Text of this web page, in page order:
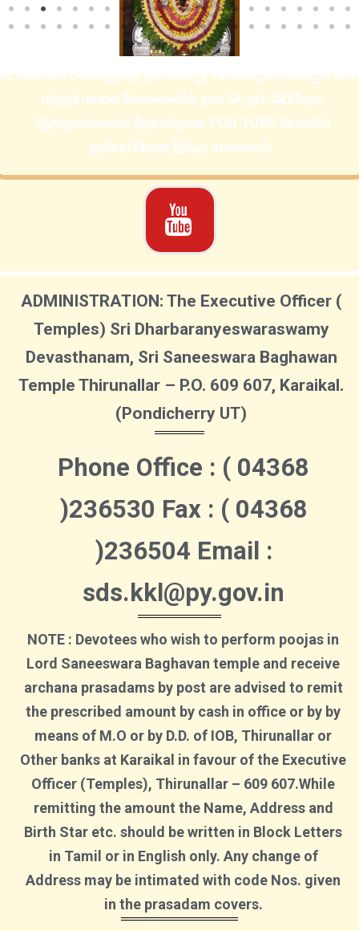
சனீஸ்வர பகவானுக்கு ஒவ்வொறு சனிக்கிழமைகளிழும்
மற்றும் மாலை வேளைகளில் நடைபெறும் அபிஷேக
ஆராதனைகளை தேவஸ்தான YOU TUBE சேனலில்
ஒளிபரப்பினை இங்கு காணலாம்.
ADMINISTRATION: The Executive Officer (
Temples) Sri Dharbaranyeswaraswamy
Devasthanam, Sri Saneeswara Baghawan
Temple Thirunallar – P.O. 609 607, Karaikal.
(Pondicherry UT)
Phone Office : ( 04368
)236530 Fax : ( 04368
)236504 Email :
sds.kkl@py.gov.in
NOTE : Devotees who wish to perform poojas in
Lord Saneeswara Baghavan temple and receive
archana prasadams by post are advised to remit
the prescribed amount by cash in office or by by
means of M.O or by D.D. of IOB, Thirunallar or
Other banks at Karaikal in favour of the Executive
Officer (Temples), Thirunallar – 609 607.While
remitting the amount the Name, Address and
Birth Star etc. should be written in Block Letters
in Tamil or in English only. Any change of
Address may be intimated with code Nos. given
in the prasadam covers.